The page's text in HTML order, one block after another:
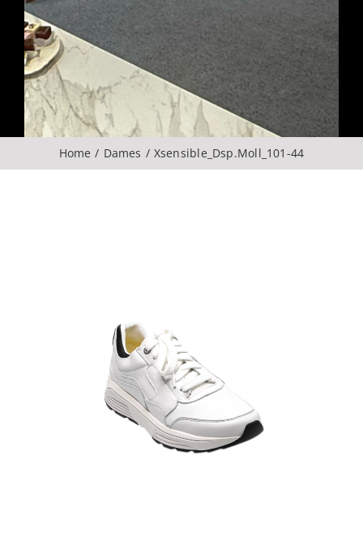
Over ons
CONTACT
Home Dames Xsensible_Dsp.Moll_101-44